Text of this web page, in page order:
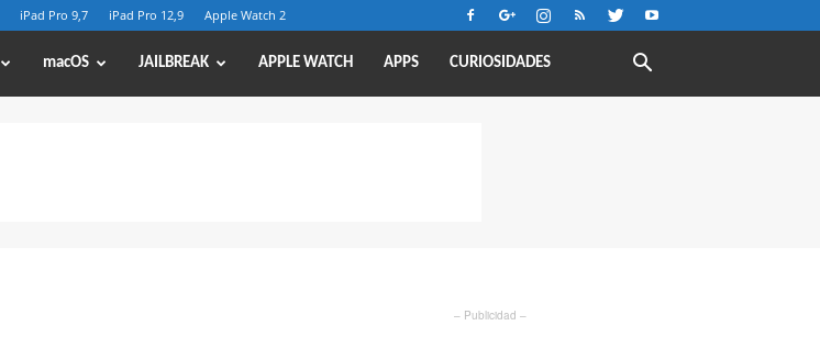
iPad Pro 9,7 iPad Pro 12,9 Apple Watch 2
macOS JAILBREAK APPLE WATCH APPS CURIOSIDADES
– Publicidad –